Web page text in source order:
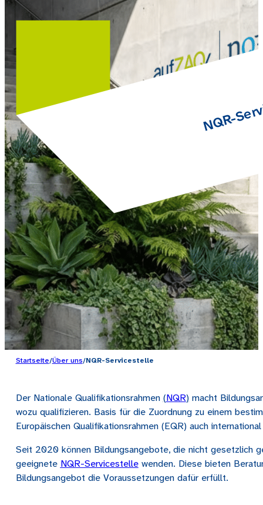
NQR-
Startseite/Über uns/NQR-Servicestelle
Der Nationale Qualifikationsrahmen (NQR)macht
wozu qualifizieren. Basis für die Zuordnung zu einem
Europäischen Qualifikationsrahmen (EQR) auch
Seit 2020 können Bildungsangebote, die nicht gesetzlich
geeignete NQR-Servicestellewenden. Diese bieten
Bildungsangebot die Voraussetzungen dafür erfüllt.